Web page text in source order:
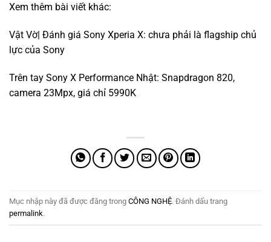
Xem thêm bài viết khác:
Vật Vờ| Đánh giá Sony Xperia X: chưa phải là flagship chủ
lực của Sony
Trên tay Sony X Performance Nhật: Snapdragon 820,
camera 23Mpx, giá chỉ 5990K
Mục nhập này đã được đăng trong CÔNG NGHỆ. Đánh dấu trang
permalink.